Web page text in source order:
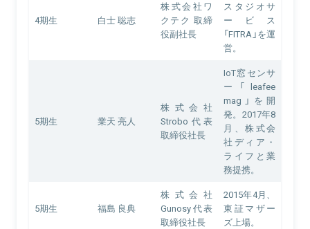
4期生 白士 聡志
株式会社ワ
クテク 取締
役副社長
スタジオサ
ービス
「FITRA」を運
営。
5期生 業天 亮人
株式会社
Strobo代表
取締役社長
IoT窓センサ
ー「leafee
mag」を開
発。2017年8
月、株式会
社ディア・
ライフと業
務提携。
5期生 福島 良典
株式会社
Gunosy代表
取締役社長
2015年4月、
東証マザー
ズ上場。